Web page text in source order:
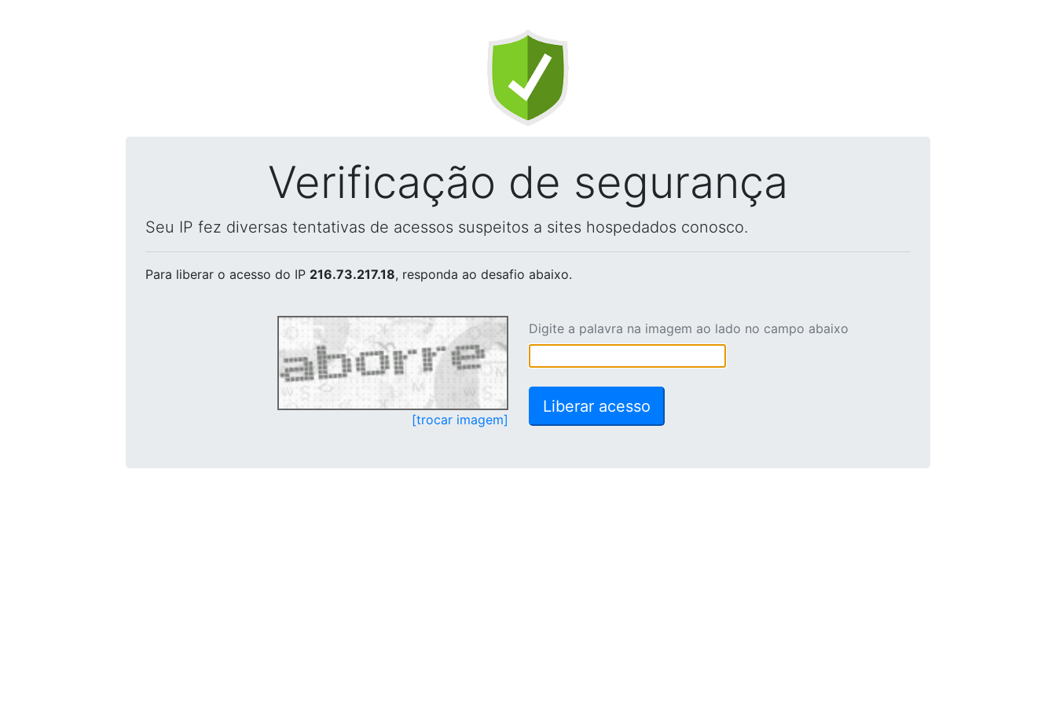
Verificação de segurança
Seu IP fez diversas tentativas de acessos suspeitos a sites hospedados conosco.
Para liberar o acesso do IP 216.73.217.18, responda ao desafio abaixo.
[trocar imagem]
Digite a palavra na imagem ao lado no campo abaixo